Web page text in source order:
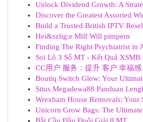
Unlock Dividend Growth: A
Discover the Greatest Assorted
Build a Trusted British IPTV
Hei&szlig;e Milf Will pimpern
Finding The Right Psychiatrist in
Soi Lô 3 Số MT - Kết Quả
CC用户 服务：提升 客户 幸福
Boutiq Switch Glow: Your
Situs Megadewa88 Panduan
Wrexham House Removals: Your
Unicorn Grow Bags: The